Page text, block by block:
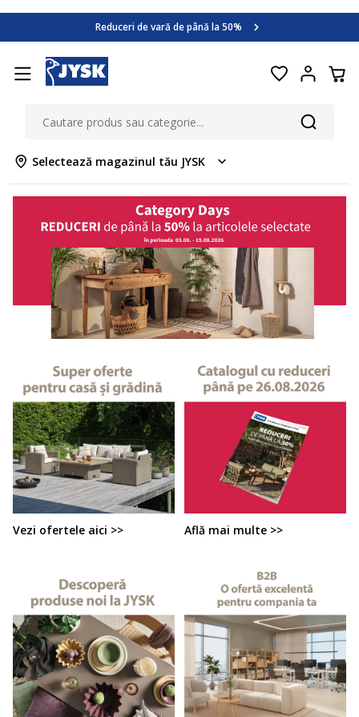
Category Days
Reduceri de vară de până la 50%
Află mai multe >>
Reduceri de vară de până la 50%
Selectează magazinul tău JYSK
Vezi ofertele aici >> Află mai multe >>